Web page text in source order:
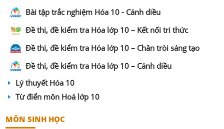
Bài tập trắc nghiệm Hóa 10 - Cánh diều
Đề thi, đề kiểm tra Hóa lớp 10 – Kết nối tri thức
Đề thi, đề kiểm tra Hóa lớp 10 – Chân tròi sáng tạo
Đề thi, đề kiểm tra Hóa lớp 10 – Cánh diều
Lý thuyết Hóa 10
Từ điển môn Hoá lớp 10
MÔN SINH HỌC